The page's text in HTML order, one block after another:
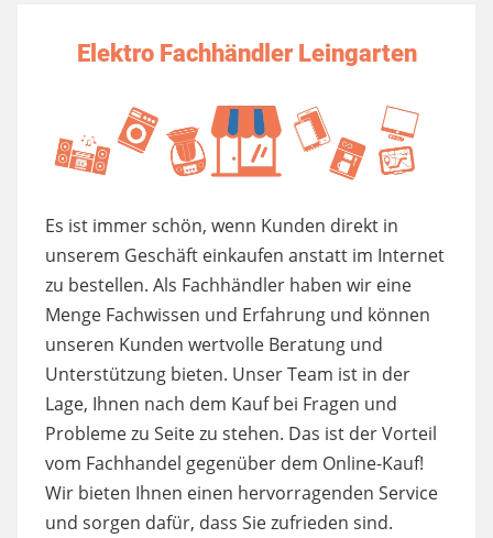
Elektro Fachhändler Leingarten
Es ist immer schön, wenn Kunden direkt in
unserem Geschäft einkaufen anstatt im Internet
zu bestellen. Als Fachhändler haben wir eine
Menge Fachwissen und Erfahrung und können
unseren Kunden wertvolle Beratung und
Unterstützung bieten. Unser Team ist in der
Lage, Ihnen nach dem Kauf bei Fragen und
Probleme zu Seite zu stehen. Das ist der Vorteil
vom Fachhandel gegenüber dem Online-Kauf!
Wir bieten Ihnen einen hervorragenden Service
und sorgen dafür, dass Sie zufrieden sind.